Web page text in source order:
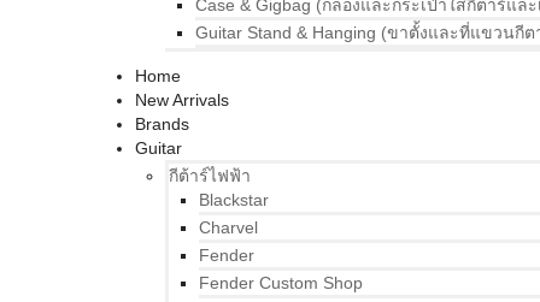
Case & Gigbag (กล่องและกระเป๋าใส่กีตาร์และ
Guitar Stand & Hanging (ขาตั้งและที่แขวนกีต
Home
New Arrivals
Brands
Guitar
กีต้าร์ไฟฟ้า
Blackstar
Charvel
Fender
Fender Custom Shop